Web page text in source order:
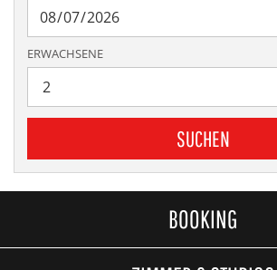
ERWACHSENE
SUCHEN
BOOKING